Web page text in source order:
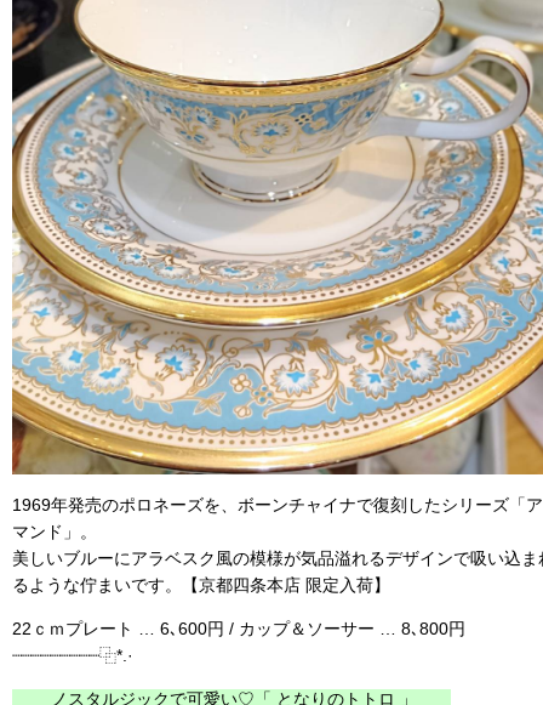
1969年発売のポロネーズを、ボーンチャイナで復刻したシリーズ「
マンド」。
美しいブルーにアラベスク風の模様が気品溢れるデザインで吸い込ま
るような佇まいです。【京都四条本店 限定入荷】
22ｃｍプレート … 6､600円 / カップ＆ソーサー … 8､800円
┈┈┈┈┈┈┈┈┈⿻*.·
ノスタルジックで可愛い♡「 となりのトトロ 」